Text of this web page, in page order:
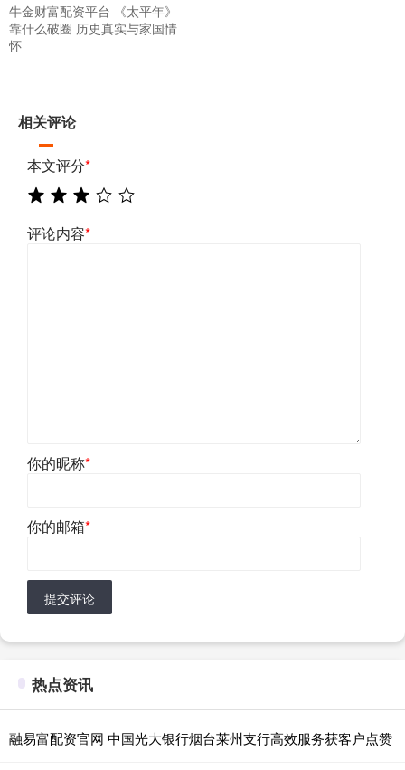
牛金财富配资平台 《太平年》
靠什么破圈 历史真实与家国情
怀
相关评论
本文评分*
评论内容*
你的昵称*
你的邮箱*
提交评论
热点资讯
融易富配资官网 中国光大银行烟台莱州支行高效服务获客户点赞